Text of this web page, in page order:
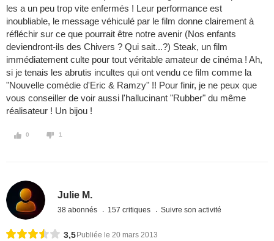
les a un peu trop vite enfermés ! Leur performance est
inoubliable, le message véhiculé par le film donne clairement à
réfléchir sur ce que pourrait être notre avenir (Nos enfants
deviendront-ils des Chivers ? Qui sait...?) Steak, un film
immédiatement culte pour tout véritable amateur de cinéma ! Ah,
si je tenais les abrutis incultes qui ont vendu ce film comme la
"Nouvelle comédie d'Eric & Ramzy" !! Pour finir, je ne peux que
vous conseiller de voir aussi l'hallucinant "Rubber" du même
réalisateur ! Un bijou !
0 1
Julie M.
38 abonnés 157 critiques Suivre son activité
3,5 Publiée le 20 mars 2013